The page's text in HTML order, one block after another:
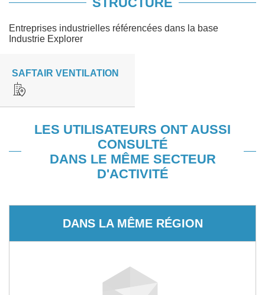
Entreprises industrielles référencées dans la base
Industrie Explorer
SAFTAIR VENTILATION
LES UTILISATEURS ONT AUSSI
CONSULTÉ
DANS LE MÊME SECTEUR
D'ACTIVITÉ
DANS LA MÊME RÉGION